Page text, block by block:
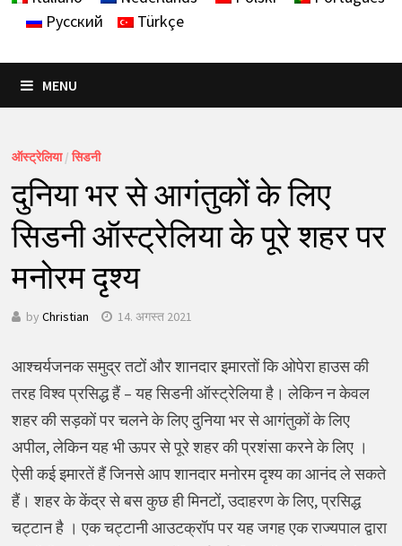
Русский
Türkçe
MENU
ऑस्ट्रेलिया/सिडनी
दुनिया भर से आगंतुकों के लिए
सिडनी ऑस्ट्रेलिया के पूरे शहर पर
मनोरम दृश्य
by Christian 14. अगस्त 2021
आश्चर्यजनक समुद्र तटों और शानदार इमारतों कि ओपेरा हाउस की
तरह विश्व प्रसिद्ध हैं – यह सिडनी ऑस्ट्रेलिया है। लेकिन न केवल
शहर की सड़कों पर चलने के लिए दुनिया भर से आगंतुकों के लिए
अपील, लेकिन यह भी ऊपर से पूरे शहर की प्रशंसा करने के लिए ।
ऐसी कई इमारतें हैं जिनसे आप शानदार मनोरम दृश्य का आनंद ले सकते
हैं। शहर के केंद्र से बस कुछ ही मिनटों, उदाहरण के लिए, प्रसिद्ध
चट्टान है । एक चट्टानी आउटक्रॉप पर यह जगह एक राज्यपाल द्वारा